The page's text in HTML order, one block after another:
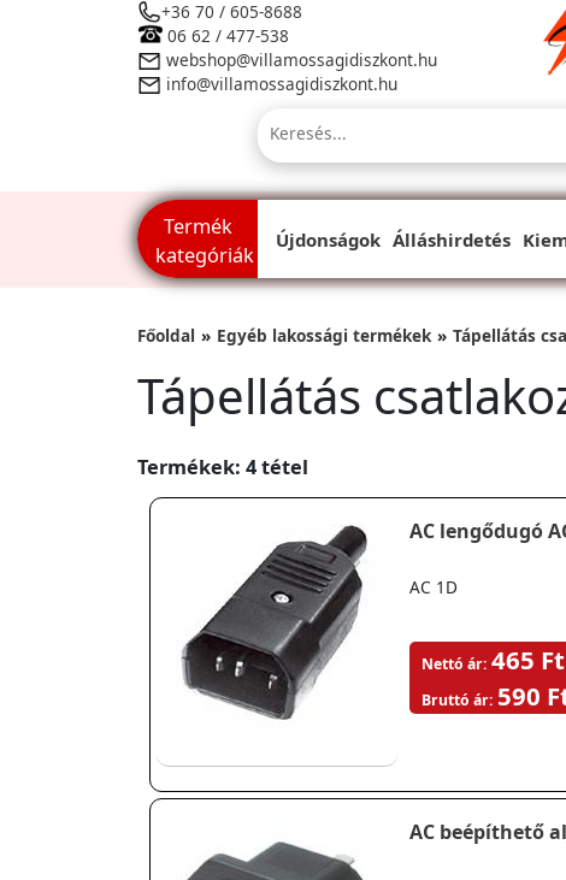
+36 70 / 605-8688
06 62 / 477-538
webshop@villamossagidiszkont.hu
info@villamossagidiszkont.hu
Termék
kategóriák
Újdonságok Álláshirdetés
Főoldal Egyéb lakossági termékek Tápellátás
Tápellátás
Termékek: 4 tétel
AC lengődugó
AC 1D
Nettó ár: 465 Ft
Bruttó ár: 590
AC beépíthető